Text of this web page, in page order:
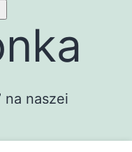
na naszej
szeroki wybór
obuwie,